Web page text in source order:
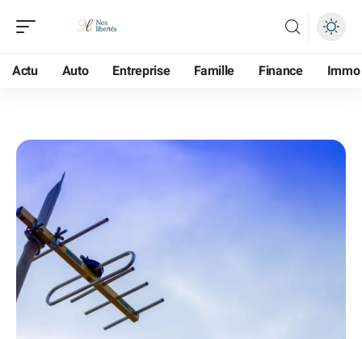
Actu Auto Entreprise Famille Finance Immo